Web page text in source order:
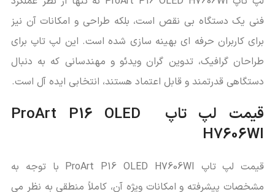
فنی یک دستگاه بی ‌نقص است، بلکه طراحی و امکانات آن نیز
برای کاربران حرفه ‌ای بهینه‌ سازی شده است. این لپ تاپ برای
طراحان گرافیک، تدوین‌ گران ویدئو و مهندسانی که به دنبال
دستگاهی قدرتمند و قابل اعتماد هستند، انتخابی ایده‌ آل است.
قیمت لپ تاپ
ProArt P16 OLED
H7606WI
قیمت لپ تاپ ProArt P16 OLED H7606WI با توجه به
مشخصات پیشرفته و امکانات ویژه آن، کاملاً منطقی به نظر می‌